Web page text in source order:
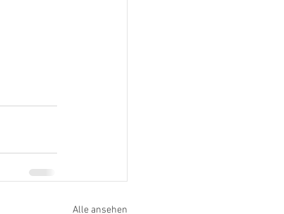
Alle ansehen